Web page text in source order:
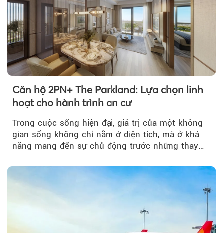
Theo
Căn hộ 2PN+ The Parkland: Lựa chọn linh
hoạt cho hành trình an cư
Trong cuộc sống hiện đại, giá trị của một không
gian sống không chỉ nằm ở diện tích, mà ở khả
năng mang đến sự chủ động trước những thay